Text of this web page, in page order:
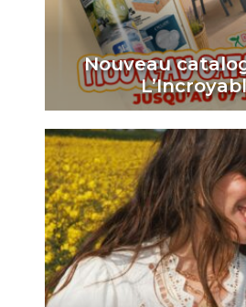
Nouveau